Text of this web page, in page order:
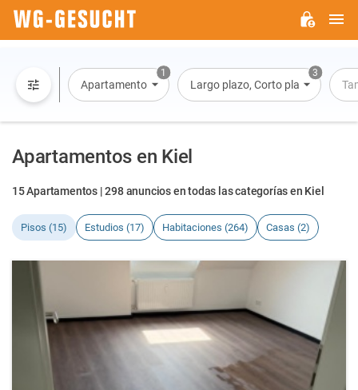
1
Apartamento
3
Largo plazo, Corto plazo, Alquiler
Apartamentos en Kiel
15 Apartamentos | 298 anuncios en todas las categorías en Kiel
Pisos (15) Estudios (17) Habitaciones (264) Casas (2)